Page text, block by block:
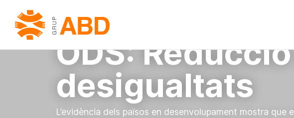
ODS:
desigualtats
L’evidència dels països en desenvolupament mostra que